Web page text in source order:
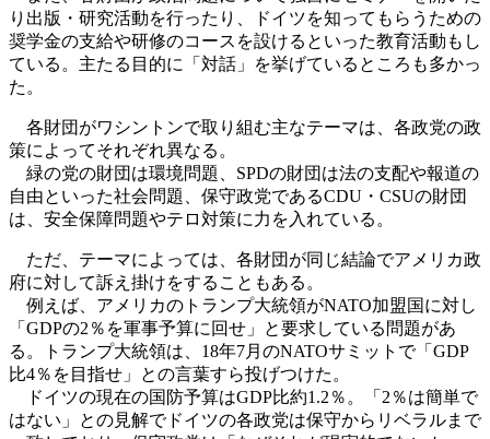
り出版・研究活動を行ったり、ドイツを知ってもらうための
奨学金の支給や研修のコースを設けるといった教育活動もし
ている。主たる目的に「対話」を挙げているところも多かっ
た。
各財団がワシントンで取り組む主なテーマは、各政党の政
策によってそれぞれ異なる。
緑の党の財団は環境問題、SPDの財団は法の支配や報道の
自由といった社会問題、保守政党であるCDU・CSUの財団
は、安全保障問題やテロ対策に力を入れている。
ただ、テーマによっては、各財団が同じ結論でアメリカ政
府に対して訴え掛けをすることもある。
例えば、アメリカのトランプ大統領がNATO加盟国に対し
「GDPの2％を軍事予算に回せ」と要求している問題があ
る。トランプ大統領は、18年7月のNATOサミットで「GDP
比4％を目指せ」との言葉すら投げつけた。
ドイツの現在の国防予算はGDP比約1.2％。「2％は簡単で
はない」との見解でドイツの各政党は保守からリベラルまで